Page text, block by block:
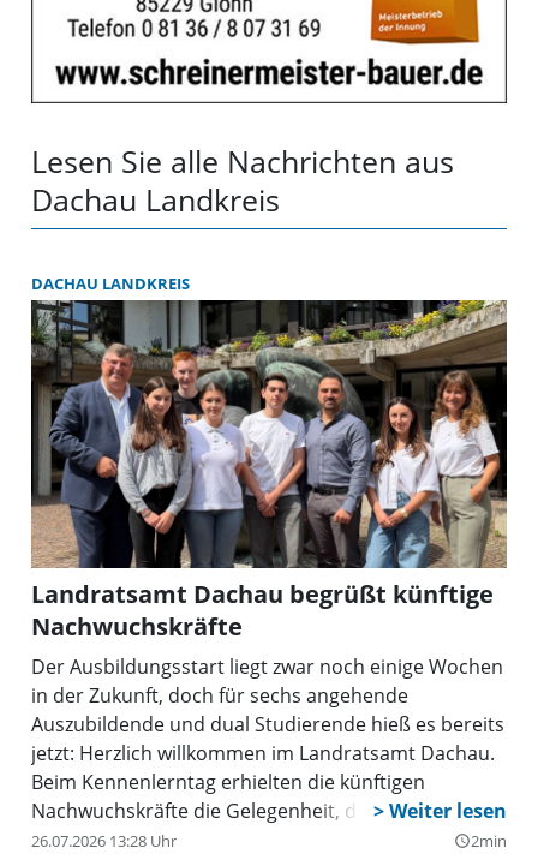
Lesen Sie alle Nachrichten aus
Dachau Landkreis
DACHAU LANDKREIS
Landratsamt Dachau begrüßt künftige
Nachwuchskräfte
Der Ausbildungsstart liegt zwar noch einige Wochen
in der Zukunft, doch für sechs angehende
Auszubildende und dual Studierende hieß es bereits
jetzt: Herzlich willkommen im Landratsamt Dachau.
Beim Kennenlerntag erhielten die künftigen
Nachwuchskräfte die Gelegenheit, das Landratsamt,
ihre Ansprechpersonen sowie ihre neuen
26.07.2026 13:28 Uhr query_builder2min